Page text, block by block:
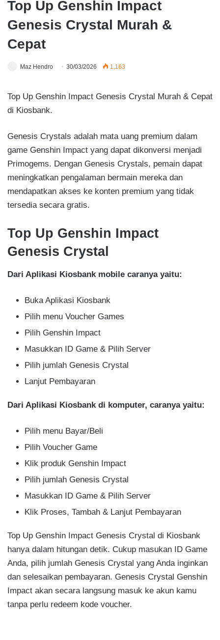
Top Up Genshin Impact
Genesis Crystal Murah &
Cepat
Maz Hendro 30/03/2026 1,163
Top Up Genshin Impact Genesis Crystal Murah & Cepat
di Kiosbank.
Genesis Crystals adalah mata uang premium dalam
game Genshin Impact yang dapat dikonversi menjadi
Primogems. Dengan Genesis Crystals, pemain dapat
meningkatkan pengalaman bermain mereka dan
mendapatkan akses ke konten premium yang tidak
tersedia secara gratis.
Top Up Genshin Impact
Genesis Crystal
Dari Aplikasi Kiosbank mobile caranya yaitu:
Buka Aplikasi Kiosbank
Pilih menu Voucher Games
Pilih Genshin Impact
Masukkan ID Game & Pilih Server
Pilih jumlah Genesis Crystal
Lanjut Pembayaran
Dari Aplikasi Kiosbank di komputer, caranya yaitu:
Pilih menu Bayar/Beli
Pilih Voucher Game
Klik produk Genshin Impact
Pilih jumlah Genesis Crystal
Masukkan ID Game & Pilih Server
Klik Proses, Tambah & Lanjut Pembayaran
Top Up Genshin Impact Genesis Crystal di Kiosbank
hanya dalam hitungan detik. Cukup masukan ID Game
Anda, pilih jumlah Genesis Crystal yang Anda inginkan
dan selesaikan pembayaran. Genesis Crystal Genshin
Impact akan secara langsung masuk ke akun kamu
tanpa perlu redeem kode voucher.